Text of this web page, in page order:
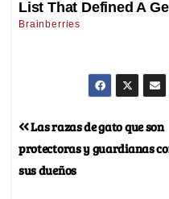
Las razas de gato que son
protectoras y guardianas
sus dueños